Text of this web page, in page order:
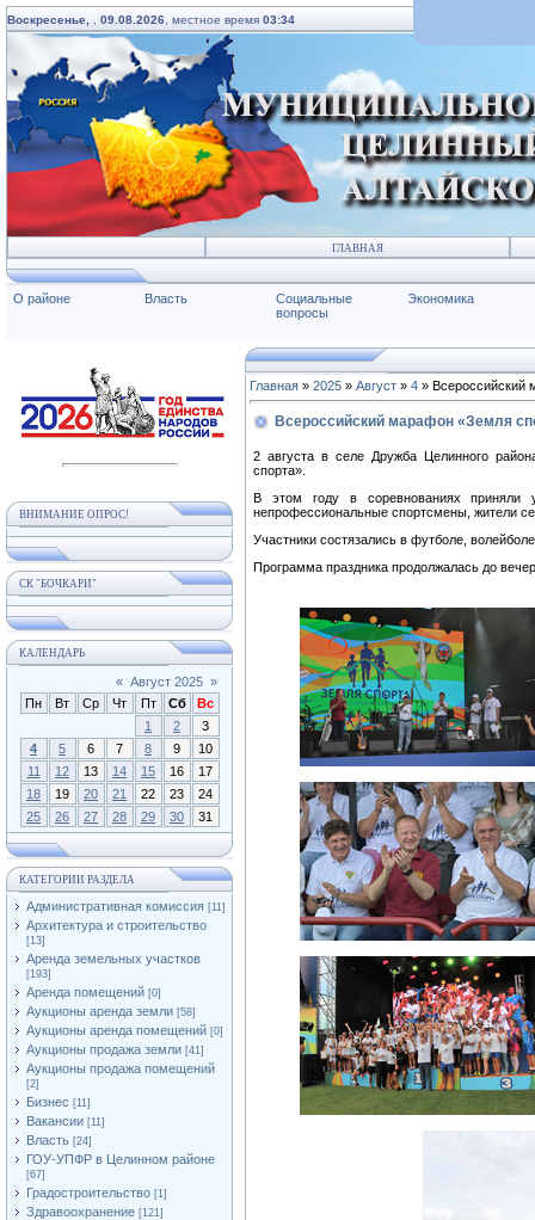
Воскресенье, 09.08.2026 , местное время 03:34
ГЛАВНАЯ
О районе Власть
Социальные
вопросы
Экономика
ВНИМАНИЕ ОПРОС!
СК "БОЧКАРИ"
КАЛЕНДАРЬ
« Август 2025 »
Пн
Вт Ср Чт Пт Сб
Вс
1
2
3
4
5 6 7 8 9
10
11
12 13 14 15 16
17
18
19 20 21 22 23
24
25
26 27 28 29 30 31
КАТЕГОРИИ РАЗДЕЛА
Административная комиссия [11]
Архитектура и строительство
[13]
Аренда земельных участков
[193]
Аренда помещений [0]
Аукционы аренда земли [58]
Аукционы аренда помещений [0]
Аукционы продажа земли [41]
Аукционы продажа помещений
[2]
Бизнес [11]
Вакансии [11]
Власть [24]
ГОУ-УПФР в Целинном районе
[67]
Градостроительство [1]
Здравоохранение [121]
Главная » 2025 » Август » 4 » Всероссийский
Всероссийский марафон «Земля
2 августа в селе Дружба Целинного
спорта».
В этом году в соревнованиях приняли
непрофессиональные спортсмены, жители
Участники состязались в футболе,
Программа праздника продолжалась до